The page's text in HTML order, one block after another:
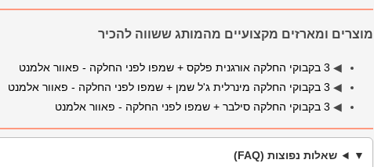
מוצרים ומארזים מקצועיים מהמותג ששווה להכיר
◀ 3 בקבוקי החלקה אורגנית פלקס + שמפו לפני החלקה - פאוור אלמנט
◀ 3 בקבוקי החלקה מינרלית ג'ל שמן + שמפו לפני החלקה - פאוור אלמנט
◀ 3 בקבוקי החלקה סילבר + שמפו לפני החלקה - פאוור אלמנט
שאלות נפוצות (FAQ)